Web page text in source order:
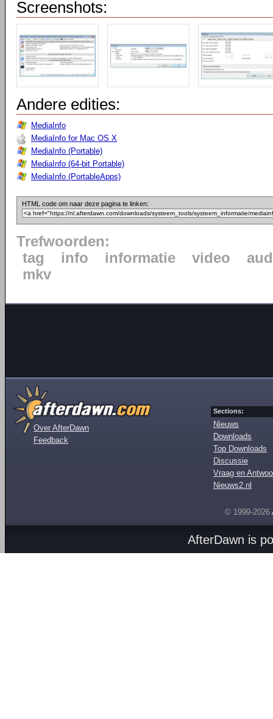
Screenshots:
Andere edities:
MediaInfo
MediaInfo for Mac OS X
MediaInfo (Portable)
MediaInfo (64-bit Portable)
MediaInfo (PortableApps)
HTML code om naar deze pagina te linken:
Trefwoorden:
tag
info informatie video
mkv
Over AfterDawn
Feedback
Sections:
Nieuws
Downloads
Top Downloads
Discussie
Vraag en
Nieuws2.nl
© 1999-2026
AfterDawn is